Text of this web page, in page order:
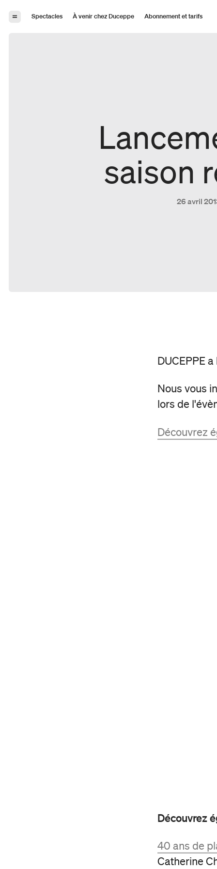
Spectacles
À venir chez Duceppe
Abonnement et tarifs
saison
26 avril
DUCEPPE
Nous vous
lors de
Découvrez
Découvrez
40 ans de
Catherine